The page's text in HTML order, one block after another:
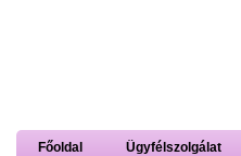
Főoldal Ügyfélszolgálat